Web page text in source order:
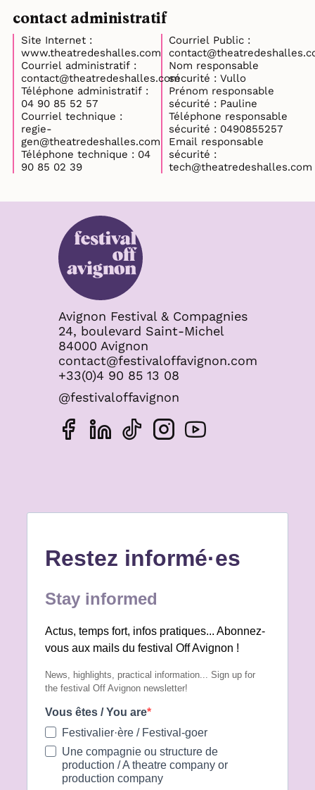
contact administratif
Site Internet :
www.theatredeshalles.com
Courriel administratif :
contact@theatredeshalles.com
Téléphone administratif :
04 90 85 52 57
Courriel technique :
regie-
gen@theatredeshalles.com
Téléphone technique : 04
90 85 02 39
Courriel Public :
Nom responsable
sécurité : Vullo
Prénom responsable
sécurité : Pauline
Téléphone responsable
sécurité : 0490855257
Email responsable
sécurité :
tech@theatredeshalles.com
Avignon Festival & Compagnies
24, boulevard Saint-Michel
84000 Avignon
contact@festivaloffavignon.com
+33(0)4 90 85 13 08
@festivaloffavignon